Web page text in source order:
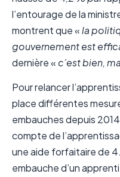
l’entourage de la
montrent que «la
gouvernement est
dernière « c’est bien,
Pour relancer
place différentes
embauches depuis
compte de
une aide forfaitaire de
embauche d’un